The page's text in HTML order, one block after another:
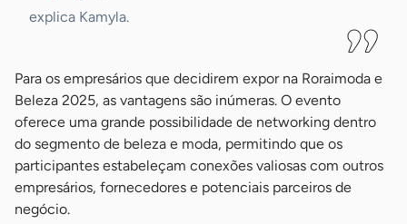
explica Kamyla.
Para os empresários que decidirem expor na Roraimoda e
Beleza 2025, as vantagens são inúmeras. O evento
oferece uma grande possibilidade de networking dentro
do segmento de beleza e moda, permitindo que os
participantes estabeleçam conexões valiosas com outros
empresários, fornecedores e potenciais parceiros de
negócio.